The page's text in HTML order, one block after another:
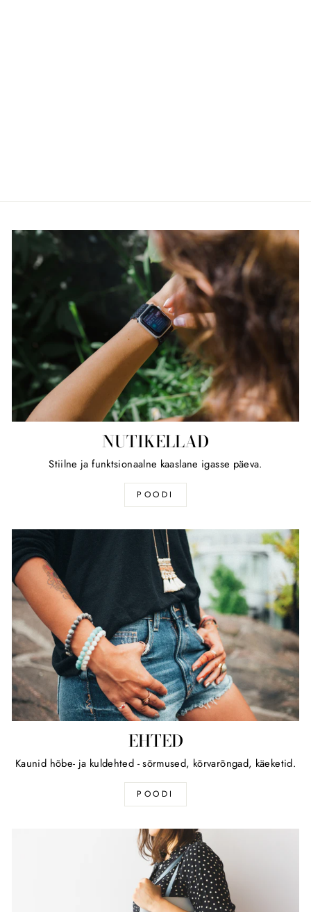
NUTIKELLAD
Stiilne ja funktsionaalne kaaslane igasse päeva.
POODI
EHTED
Kaunid hõbe- ja kuldehted - sõrmused, kõrvarõngad, käeketid.
POODI